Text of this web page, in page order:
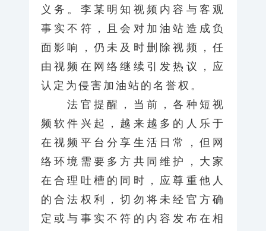
义务。李某明知视频内容与客观
事实不符，且会对加油站造成负
面影响，仍未及时删除视频，任
由视频在网络继续引发热议，应
认定为侵害加油站的名誉权。
法官提醒，当前，各种短视
频软件兴起，越来越多的人乐于
在视频平台分享生活日常，但网
络环境需要多方共同维护，大家
在合理吐槽的同时，应尊重他人
的合法权利，切勿将未经官方确
定或与事实不符的内容发布在相